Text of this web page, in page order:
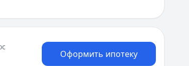
Оформить ипотеку